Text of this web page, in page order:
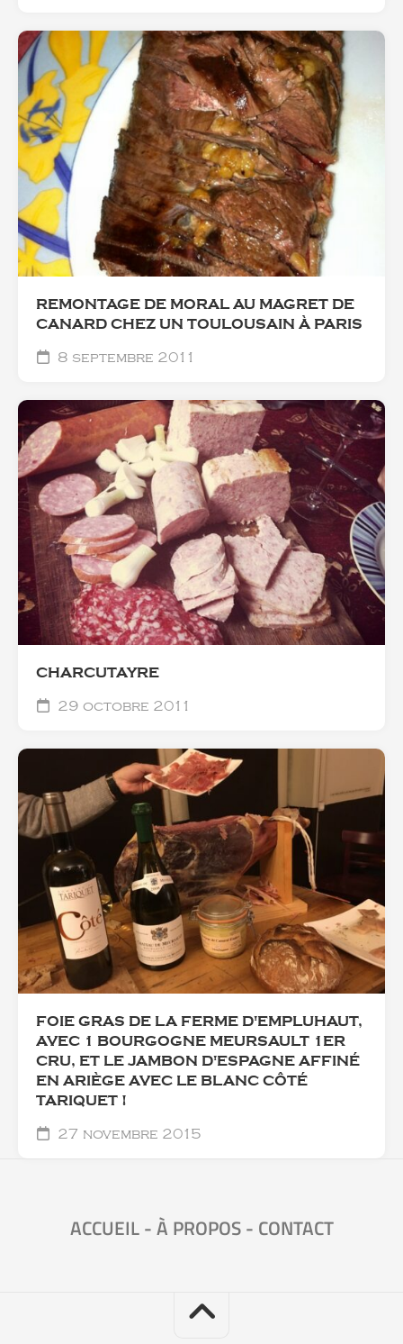
REMONTAGE DE MORAL AU MAGRET DE
CANARD CHEZ UN TOULOUSAIN À PARIS
8 septembre 2011
CHARCUTAYRE
29 octobre 2011
FOIE GRAS DE LA FERME D'EMPLUHAUT,
AVEC 1 BOURGOGNE MEURSAULT 1ER
CRU, ET LE JAMBON D'ESPAGNE AFFINÉ
EN ARIÈGE AVEC LE BLANC CÔTÉ
TARIQUET !
27 novembre 2015
ACCUEIL-À PROPOS- CONTACT